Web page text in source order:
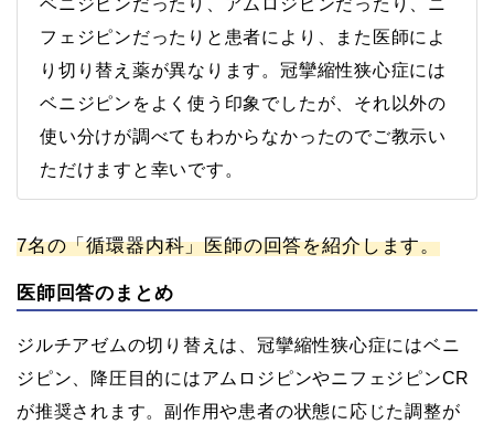
ベニジピンだったり、アムロジピンだったり、ニ
フェジピンだったりと患者により、また医師によ
り切り替え薬が異なります。冠攣縮性狭心症には
ベニジピンをよく使う印象でしたが、それ以外の
使い分けが調べてもわからなかったのでご教示い
ただけますと幸いです。
7名の「循環器内科」医師の回答を紹介します。
医師回答のまとめ
ジルチアゼムの切り替えは、冠攣縮性狭心症にはベニ
ジピン、降圧目的にはアムロジピンやニフェジピンCR
が推奨されます。副作用や患者の状態に応じた調整が